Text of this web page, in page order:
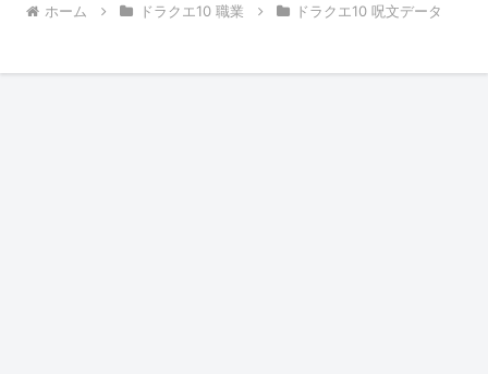
ホーム ドラクエ10 職業 ドラクエ10 呪文データ